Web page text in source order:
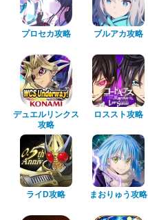
プロセカ攻略 ブルアカ攻略
デュエルリンクス
攻略
ロススト攻略
ライD攻略 まおりゅう攻略